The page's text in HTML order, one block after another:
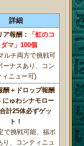
詳細
ア報酬：
「虹のコ
ダマ」100個
ルチ両方で挑戦可
ーナスあり、コン
ィニュー可)
酬＋ドロップ報酬
ゅわシナモロー
計25体必ずゲッ
ト！
で挑戦可能、福ボ
り、コンティニュ